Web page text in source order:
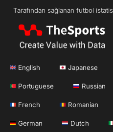
Tarafından sağlanan futbol
English Japanese
Portuguese Russian
French Romanian
German Dutch